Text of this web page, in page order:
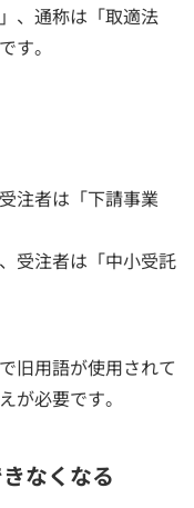
、通称は「取適法
す。
注者は「下請事業
受注者は「中小受託
旧用語が使用されて
が必要です。
なくなる